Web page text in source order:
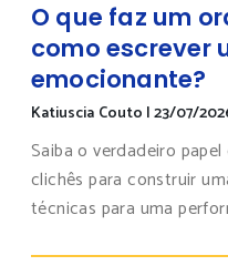
O que faz um
como escrever
emocionante?
Katiuscia Couto |23/07/
Saiba o verdadeiro
clichês para construir
técnicas para uma